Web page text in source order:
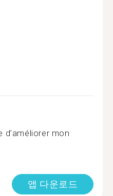
d’améliorer mon
앱 다운로드